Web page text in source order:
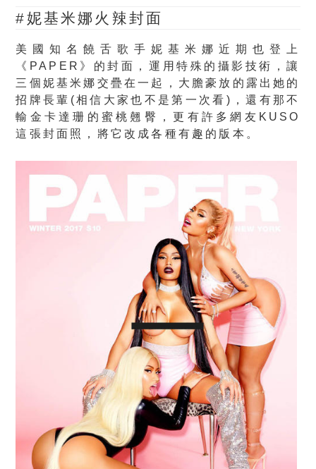
#妮基米娜火辣封面
美國知名饒舌歌手妮基米娜近期也登上
《PAPER》的封面，運用特殊的攝影技術，讓
三個妮基米娜交疊在一起，大膽豪放的露出她的
招牌長輩(相信大家也不是第一次看)，還有那不
輸金卡達珊的蜜桃翹臀，更有許多網友KUSO
這張封面照，將它改成各種有趣的版本。